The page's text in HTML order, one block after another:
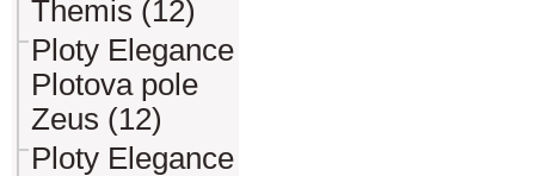
Themis (12)
Ploty Elegance
Plotova pole
Zeus (12)
Ploty Elegance